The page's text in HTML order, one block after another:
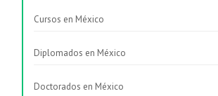
Cursos en México
Diplomados en México
Doctorados en México